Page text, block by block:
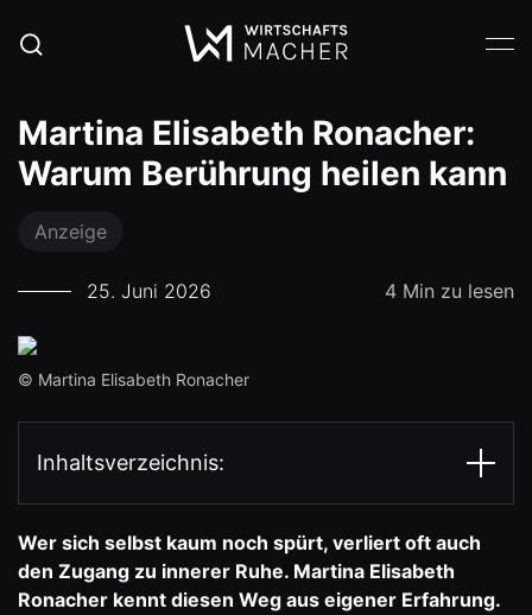
Martina Elisabeth Ronacher:
Warum Berührung heilen kann
Anzeige
4 Min zu lesen
25. Juni 2026
© Martina Elisabeth Ronacher
Inhaltsverzeichnis:
Wer sich selbst kaum noch spürt, verliert oft auch
den Zugang zu innerer Ruhe. Martina Elisabeth
Ronacher kennt diesen Weg aus eigener Erfahrung.